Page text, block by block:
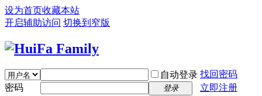
设为首页收藏本站
开启辅助访问 切换到窄版
自动登录 找回密码
密码
登录
立即注册